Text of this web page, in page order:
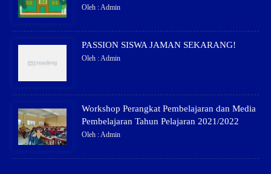
Oleh : Admin
PASSION SISWA JAMAN SEKARANG!
Oleh : Admin
Workshop Perangkat Pembelajaran dan Media
Pembelajaran Tahun Pelajaran 2021/2022
Oleh : Admin